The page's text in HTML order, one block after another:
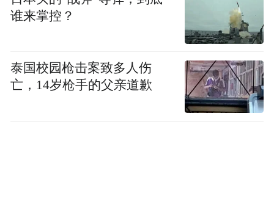
谁来掌控？
泰国校园枪击案致多人伤
亡，14岁枪手的父亲道歉